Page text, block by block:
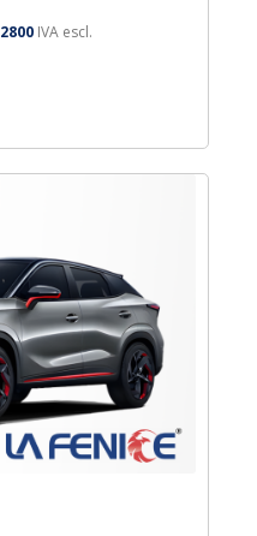
2800 IVA escl.